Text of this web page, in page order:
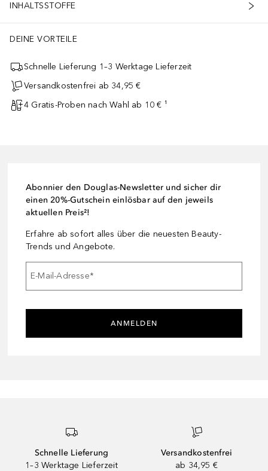
INHALTSSTOFFE
DEINE VORTEILE
Schnelle Lieferung 1–3 Werktage Lieferzeit
Versandkostenfrei ab 34,95 €
4 Gratis-Proben nach Wahl ab 10 € ¹
Abonnier den Douglas-Newsletter und sicher dir
einen 20%-Gutschein einlösbar auf den jeweils
aktuellen Preis²!
Erfahre ab sofort alles über die neuesten Beauty-
Trends und Angebote.
E-Mail-Adresse*
ANMELDEN
Schnelle Lieferung
1–3 Werktage Lieferzeit
Versandkostenfrei
ab 34,95 €